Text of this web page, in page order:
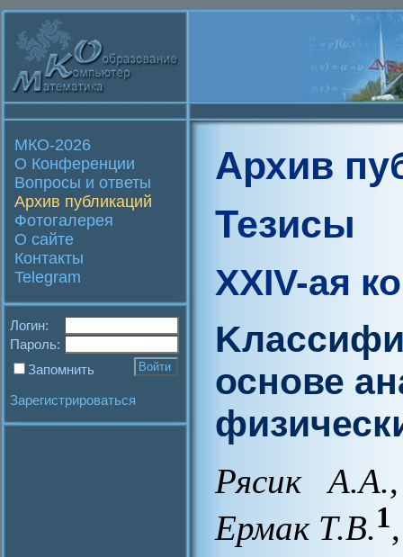
МКО-2026
О Конференции
Вопросы и ответы
Архив публикаций
Фотогалерея
О сайте
Контакты
Telegram
Логин:
Пароль:
Запомнить
Зарегистрироваться
Архив
Тезисы
XXIV-ая
основе
Рясик А.А.,
Ермак Т.В.1,